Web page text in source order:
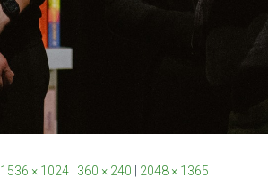
1536 × 1024 360 × 240 2048 × 1365